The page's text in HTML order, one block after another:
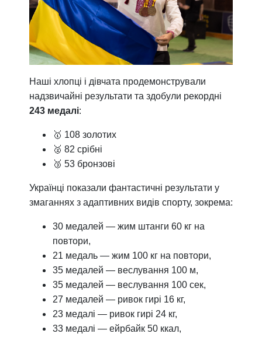
Наші хлопці і дівчата продемонстрували
надзвичайні результати та здобули рекордні
243 медалі:
🥇 108 золотих
🥈 82 срібні
🥉 53 бронзові
Українці показали фантастичні результати у
змаганнях з адаптивних видів спорту, зокрема:
30 медалей — жим штанги 60 кг на
повтори,
21 медаль — жим 100 кг на повтори,
35 медалей — веслування 100 м,
35 медалей — веслування 100 сек,
27 медалей — ривок гирі 16 кг,
23 медалі — ривок гирі 24 кг,
33 медалі — ейрбайк 50 ккал,